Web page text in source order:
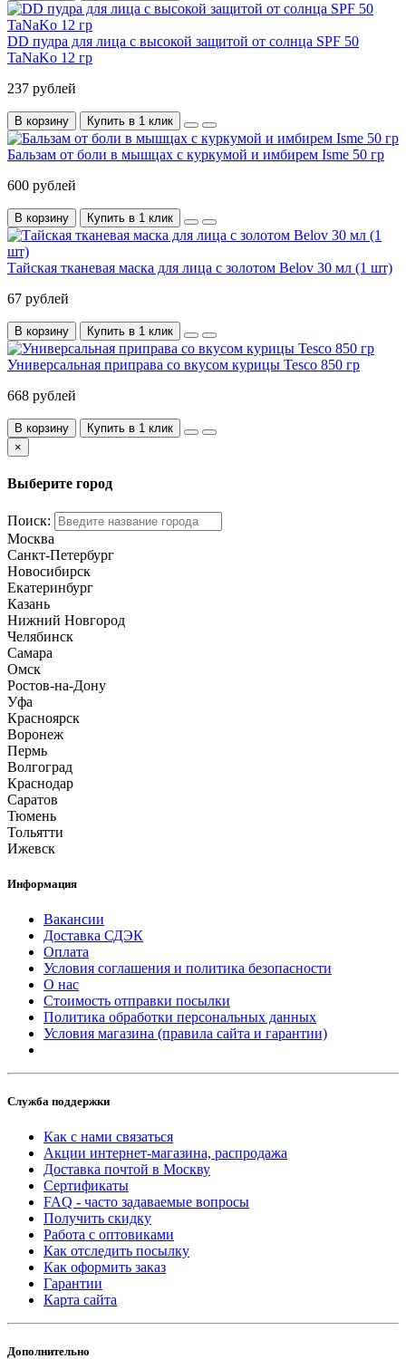
DD пудра для лица c высокой защитой от солнца SPF 50
TaNaKo 12 гр
237 рублей
В корзину Купить в 1 клик
Бальзам от боли в мышцах с куркумой и имбирем Isme 50 гр
600 рублей
В корзину Купить в 1 клик
Тайская тканевая маска для лица с золотом Belov 30 мл (1 шт)
67 рублей
В корзину Купить в 1 клик
Универсальная приправа со вкусом курицы Tesco 850 гр
668 рублей
В корзину
Купить в 1 клик
×
Выберите город
Поиск:
Москва
Санкт-Петербург
Новосибирск
Екатеринбург
Казань
Нижний Новгород
Челябинск
Самара
Омск
Ростов-на-Дону
Уфа
Красноярск
Воронеж
Пермь
Волгоград
Краснодар
Саратов
Тюмень
Тольятти
Ижевск
Информация
Вакансии
Доставка СДЭК
Оплата
Условия соглашения и политика безопасности
О нас
Стоимость отправки посылки
Политика обработки персональных данных
Условия магазина (правила сайта и гарантии)
Служба поддержки
Как с нами связаться
Акции интернет-магазина, распродажа
Доставка почтой в Москву
Сертификаты
FAQ - часто задаваемые вопросы
Получить скидку
Работа с оптовиками
Как отследить посылку
Как оформить заказ
Гарантии
Карта сайта
Дополнительно